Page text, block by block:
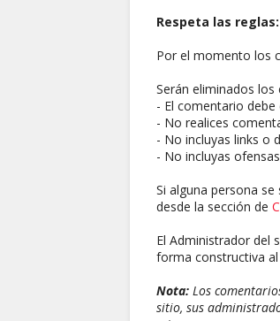
Respeta las reglas:
Por el momento los
Serán eliminados
- El comentario
- No realices
- No incluyas links o
- No incluyas
Si alguna persona
desde la sección de
El Administrador del
forma constructiva
Nota: Los
sitio, sus